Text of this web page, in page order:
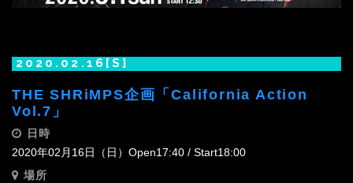
2020.02.16[S]
THE SHRiMPS企画「California Action
Vol.7」
日時
2020年02月16日（日）Open17:40 / Start18:00
場所